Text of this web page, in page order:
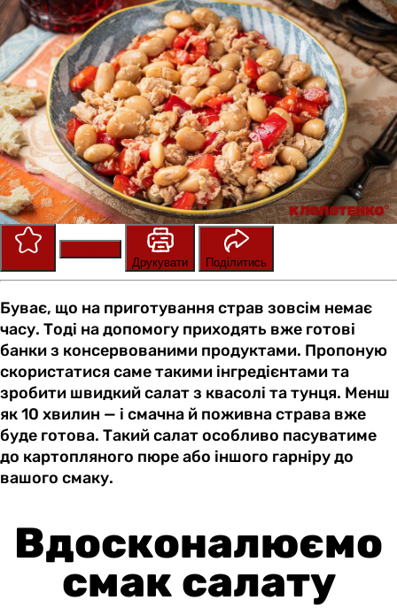
Друкувати
Поділитись
Буває, що на приготування страв зовсім немає
часу. Тоді на допомогу приходять вже готові
банки з консервованими продуктами. Пропоную
скористатися саме такими інгредієнтами та
зробити швидкий салат з квасолі та тунця. Менш
як 10 хвилин — і смачна й поживна страва вже
буде готова. Такий салат особливо пасуватиме
до картопляного пюре або іншого гарніру до
вашого смаку.
Вдосконалюємо
смак салату